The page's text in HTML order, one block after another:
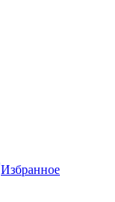
Избранное